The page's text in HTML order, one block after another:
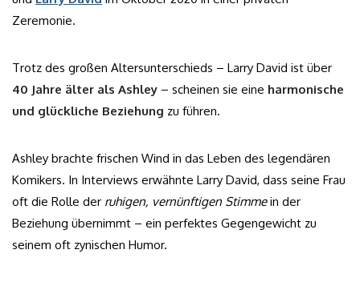
Zeremonie.
Trotz des großen Altersunterschieds – Larry David ist über
40 Jahre älter als Ashley – scheinen sie eine harmonische
und glückliche Beziehung zu führen.
Ashley brachte frischen Wind in das Leben des legendären
Komikers. In Interviews erwähnte Larry David, dass seine Frau
oft die Rolle der ruhigen, vernünftigen Stimmein der
Beziehung übernimmt – ein perfektes Gegengewicht zu
seinem oft zynischen Humor.